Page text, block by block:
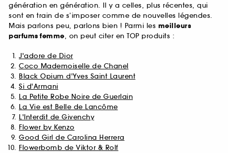
génération en génération. Il y a celles, plus récentes, qui
sont en train de s’imposer comme de nouvelles légendes.
Mais parlons peu, parlons bien ! Parmi les meilleurs
parfumsfemme, on peut citer en TOP produits :
J'adore de Dior
Coco Mademoiselle de Chanel
Black Opium d'Yves Saint Laurent
Si d'Armani
La Petite Robe Noire de Guerlain
La Vie est Belle de Lancôme
L'Interdit de Givenchy
Flower by Kenzo
Good Girl de Carolina Herrera
Flowerbomb de Viktor & Rolf